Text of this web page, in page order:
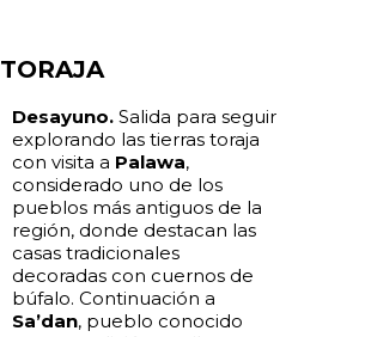
TORAJA
Desayuno.Salida para seguir
explorando las tierras toraja
con visita a Palawa,
considerado uno de los
pueblos más antiguos de la
región, donde destacan las
casas tradicionales
decoradas con cuernos de
búfalo. Continuación a
Sa’dan, pueblo conocido